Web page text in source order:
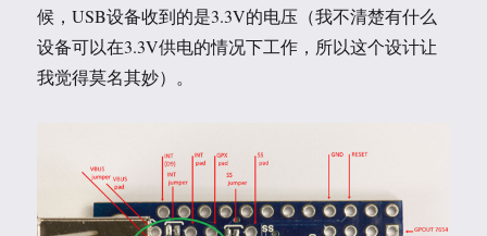
候，USB设备收到的是3.3V的电压（我不清楚有什么
设备可以在3.3V供电的情况下工作，所以这个设计让
我觉得莫名其妙）。